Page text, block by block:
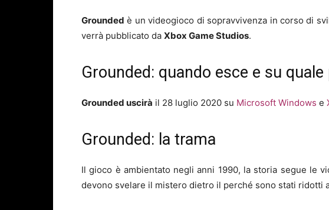
Grounded è un videogioco di sopravvivenza in corso di
verrà pubblicato da Xbox Game Studios.
Grounded: quando esce e su
Grounded uscirà il 28 luglio 2020 su Microsoft Windows e
Grounded: la trama
Il gioco è ambientato negli anni 1990, la storia segue le
devono svelare il mistero dietro il perché sono stati ridotti